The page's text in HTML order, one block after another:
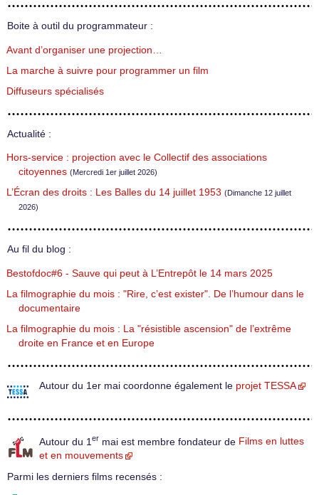
Boite à outil du programmateur :
Avant d’organiser une projection…
La marche à suivre pour programmer un film
Diffuseurs spécialisés
Actualité :
Hors-service : projection avec le Collectif des associations
citoyennes (Mercredi 1er juillet 2026)
L’Écran des droits : Les Balles du 14 juillet 1953 (Dimanche 12 juillet
2026)
Au fil du blog :
Bestofdoc#6 - Sauve qui peut à L’Entrepôt le 14 mars 2025
La filmographie du mois : "Rire, c’est exister". De l’humour dans le
documentaire
La filmographie du mois : La "résistible ascension" de l’extrême
droite en France et en Europe
Autour du 1er mai coordonne également le projet TESSA
Autour du 1 er mai est membre fondateur de Films en luttes
et en mouvements
Parmi les derniers films recensés :